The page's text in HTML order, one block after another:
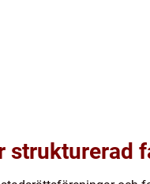
strukturerad